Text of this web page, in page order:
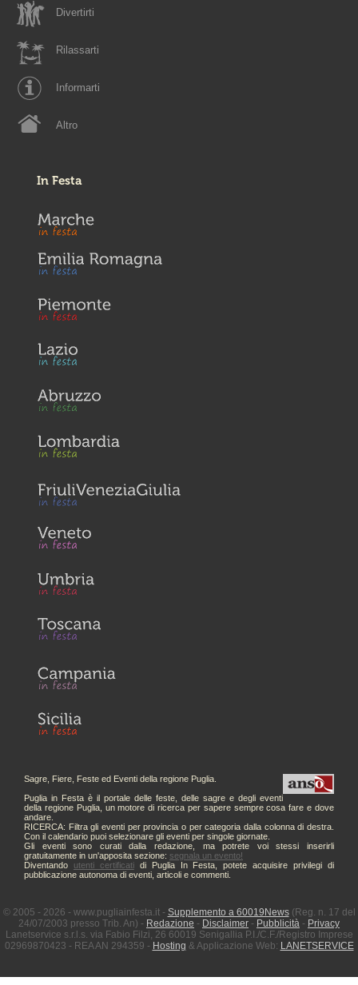
Divertirti
Rilassarti
Informarti
Altro
In Festa
Sagre, Fiere, Feste ed Eventi della regione Puglia.
Puglia in Festa è il portale delle feste, delle sagre e degli eventi
della regione Puglia, un motore di ricerca per sapere sempre cosa fare e dove
andare.
RICERCA: Filtra gli eventi per provincia o per categoria dalla colonna di destra.
Con il calendario puoi selezionare gli eventi per singole giornate.
Gli eventi sono curati dalla redazione, ma potrete voi stessi inserirli
gratuitamente in un'apposita sezione: segnala un evento!
Diventando utenti certificatidi Puglia In Festa, potete acquisire privilegi di
pubblicazione autonoma di eventi, articoli e commenti.
© 2005 - 2026 - www.pugliainfesta.it - Supplemento a 60019News(Reg. n. 17 del
24/07/2003 presso Trib. An) - Redazione - Disclaimer - Pubblicità - Privacy
Lanetservice s.r.l.s. via Fabio Filzi, 26 60019 Senigallia P.I./C.F./Registro Imprese
02969870423 - REA AN 294359 - Hosting & Applicazione Web: LANETSERVICE